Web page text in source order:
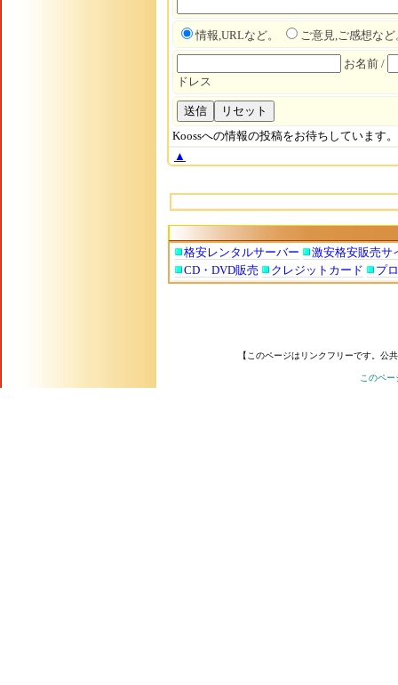
情報,URLなど。 ご意見,ご感想など
お名前 /
ドレス
▲
格安レンタルサーバー
激安格安販売サ
CD・DVD販売
クレジットカード プ
【このページはリンクフリーです。公
このペ